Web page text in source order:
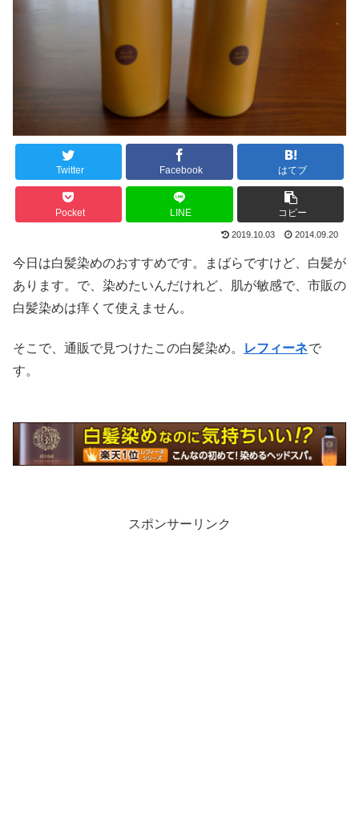
Twitter Facebook はてブ
Pocket LINE コピー
2019.10.03 2014.09.20
今日は白髪染めのおすすめです。まばらですけど、白髪が
あります。で、染めたいんだけれど、肌が敏感で、市販の
白髪染めは痒くて使えません。
そこで、通販で見つけたこの白髪染め。 レフィーネで
す。
スポンサーリンク